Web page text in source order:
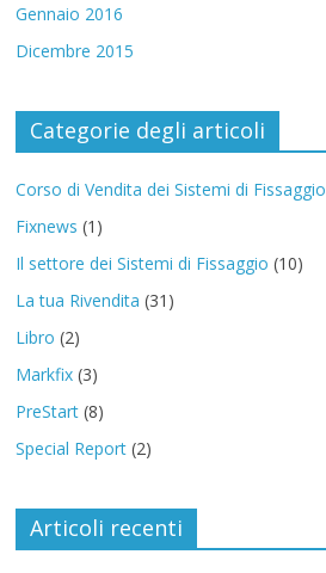
Gennaio 2016
Dicembre 2015
Categorie degli articoli
Corso di Vendita dei Sistemi di Fissaggio
Fixnews (1)
Il settore dei Sistemi di Fissaggio (10)
La tua Rivendita (31)
Libro (2)
Markfix (3)
PreStart (8)
Special Report (2)
Articoli recenti